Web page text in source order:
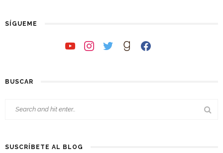
SÍGUEME
youtubeinstagramtwittergoodreadsfacebook
BUSCAR
SUSCRÍBETE AL BLOG